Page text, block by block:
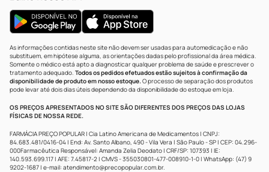
As informações contidas neste site não devem ser usadas para automedicação e não
substituem, em hipótese alguma, as orientações dadas pelo profissional da área médica.
Somente o médico está apto a diagnosticar qualquer problema de saúde e prescrever o
tratamento adequado. Todos os pedidos efetuados estão sujeitos à confirmação da
disponibilidade de produto em nosso estoque.O processo de separação dos produtos
pode levar até dois dias úteis dependendo da disponibilidade do estoque em loja.
OS PREÇOS APRESENTADOS NO SITE SÃO DIFERENTES DOS PREÇOS DAS LOJAS
FÍSICAS DE NOSSA REDE.
FARMÁCIA PREÇO POPULAR | Cia Latino Americana de Medicamentos | CNPJ:
84.683.481/0416-04 | End: Av. Santo Albano, 490 - Vila Vera | São Paulo - SP | CEP: 04.296-
000Farmacêutica Responsável: Amanda Zelia Deodato | CRF/SP: 107393 | IE:
140.593.699.117 | AFE: 7.45817-2 | CMVS - 355030801-477-008910-1-0 | WhatsApp: (47) 9
9202-1687 | e-mail: atendimento@precopopular.com.br.